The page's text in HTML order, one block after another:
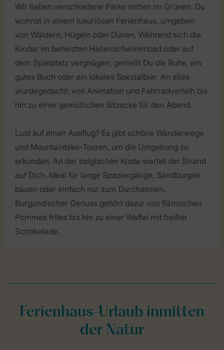
Wir haben verschiedene Parks mitten im Grünen. Du
wohnst in einem luxuriösen Ferienhaus, umgeben
von Wäldern, Hügeln oder Dünen. Während sich die
Kinder im beheizten Hallenschwimmbad oder auf
dem Spielplatz vergnügen, genießt Du die Ruhe, ein
gutes Buch oder ein lokales Spezialbier. An alles
wurdegedacht: von Animation und Fahrradverleih bis
hin zu einer gemütlichen Sitzecke für den Abend.
Lust auf einen Ausflug? Es gibt schöne Wanderwege
und Mountainbike-Touren, um die Umgebung zu
erkunden. An der belgischen Küste wartet der Strand
auf Dich. Ideal für lange Spaziergänge, Sandburgen
bauen oder einfach nur zum Durchatmen.
Burgundischer Genuss gehört dazu: von flämischen
Pommes frites bis hin zu einer Waffel mit heißer
Schokolade.
Ferienhaus-Urlaub inmitten
der Natur